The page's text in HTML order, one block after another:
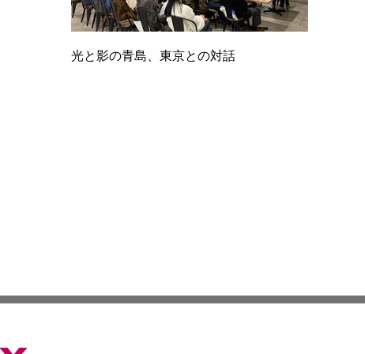
光と影の青島、東京との対話